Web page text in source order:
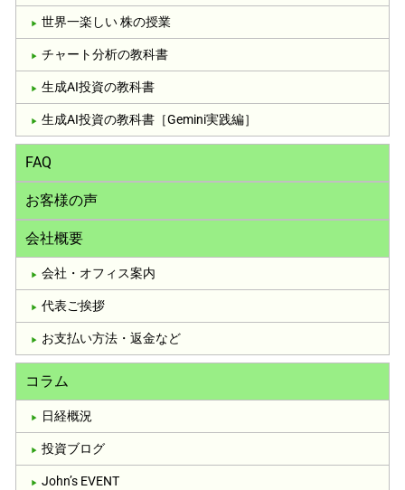
世界一楽しい 株の授業
チャート分析の教科書
生成AI投資の教科書
生成AI投資の教科書［Gemini実践編］
FAQ
お客様の声
会社概要
会社・オフィス案内
代表ご挨拶
お支払い方法・返金など
コラム
日経概況
投資ブログ
John’s EVENT